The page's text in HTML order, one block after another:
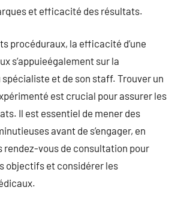
et efficacité des résultats.
procéduraux, la efficacité d’une
s’appuieégalement sur la
et de son staff. Trouver un
est crucial pour assurer les
Il est essentiel de mener des
avant de s’engager, en
rendez-vous de consultation pour
objectifs et considérer les